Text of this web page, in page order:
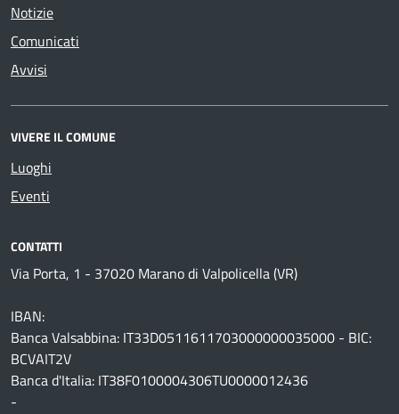
Notizie
Comunicati
Avvisi
VIVERE IL COMUNE
Luoghi
Eventi
CONTATTI
Via Porta, 1 - 37020 Marano di Valpolicella (VR)
IBAN:
Banca Valsabbina: IT33D0511611703000000035000 - BIC:
BCVAIT2V
Banca d'Italia: IT38F0100004306TU0000012436
-